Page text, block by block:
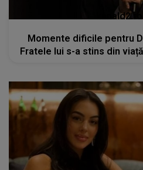
kanald2.ro
Momente dificile pentru
Fratele lui s-a stins din